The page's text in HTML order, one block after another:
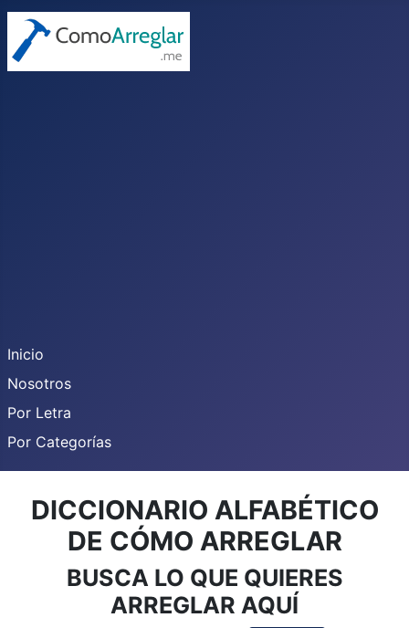
Inicio
Nosotros
Por Letra
Por Categorías
DICCIONARIO ALFABÉTICO
DE CÓMO ARREGLAR
BUSCA LO QUE QUIERES
ARREGLAR AQUÍ